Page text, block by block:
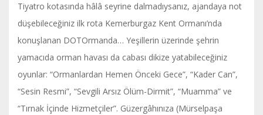
Tiyatro kotasında hâlâ seyrine dalmadıysanız, ajandaya not
düşebileceğiniz ilk rota Kemerburgaz Kent Ormanı’nda
konuşlanan DOTOrmanda… Yeşillerin üzerinde şehrin
yamacıda orman havası da cabası dikize yatabileceğiniz
oyunlar: “Ormanlardan Hemen Önceki Gece”, “Kader Can”,
“Sesin Resmi”, “Sevgili Arsız Ölüm-Dirmit”, “Muamma” ve
“Tırnak İçinde Hizmetçiler”. Güzergâhınıza (Mürselpaşa